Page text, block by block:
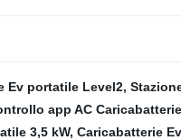
Ev portatile Level2,
app AC
3,5 kW, Caricabatterie